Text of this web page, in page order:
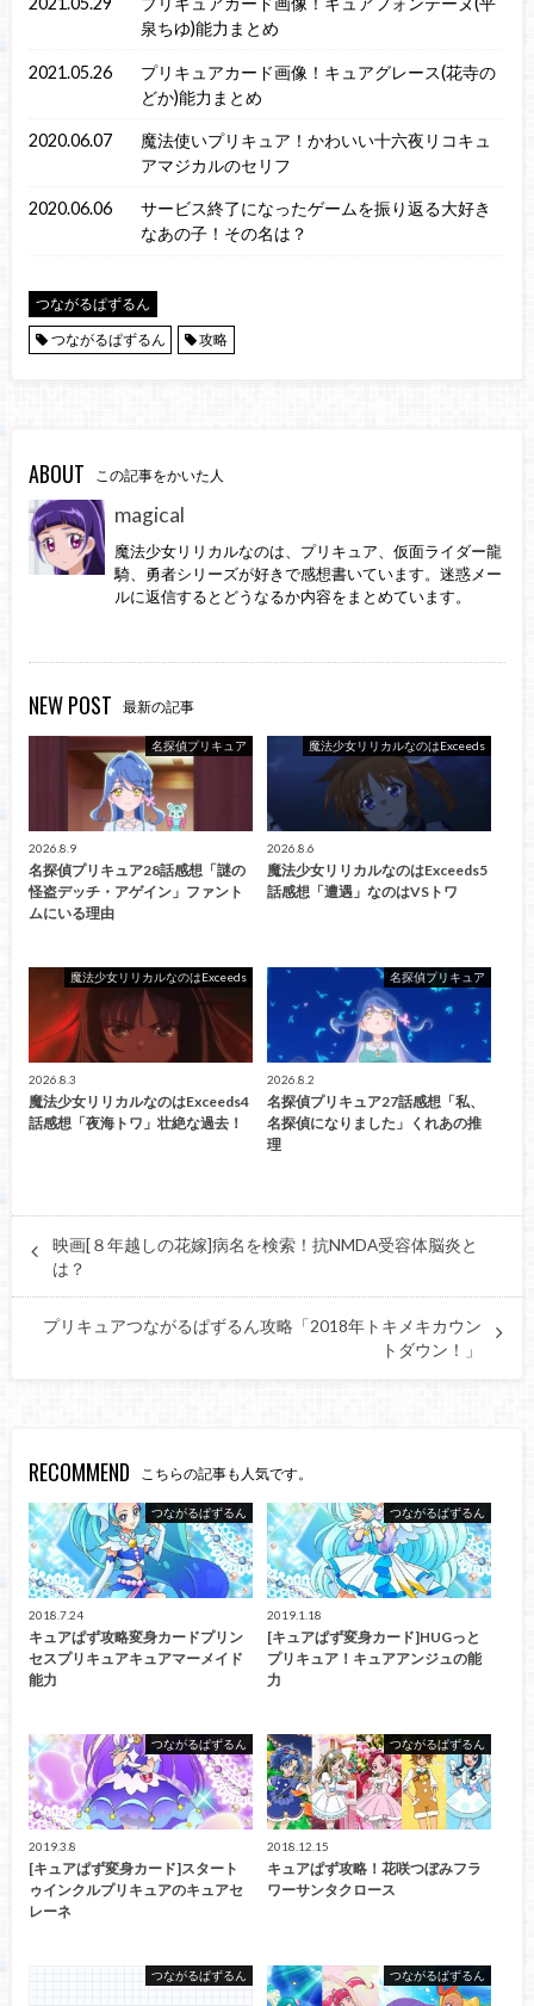
泉ちゆ)能力まとめ
2021.05.26
プリキュアカード画像！キュアグレース(花寺の
どか)能力まとめ
2020.06.07
魔法使いプリキュア！かわいい十六夜リコキュ
アマジカルのセリフ
2020.06.06
サービス終了になったゲームを振り返る大好き
なあの子！その名は？
つながるぱずるん
つながるぱずるん
攻略
ABOUT この記事をかいた人
magical
魔法少女リリカルなのは、プリキュア、仮面ライダー龍
騎、勇者シリーズが好きで感想書いています。迷惑メー
ルに返信するとどうなるか内容をまとめています。
NEW POST 最新の記事
名探偵プリキュア
2026.8.9
名探偵プリキュア28話感想「謎の
怪盗デッチ・アゲイン」ファント
ムにいる理由
魔法少女リリカルなのはExceeds
2026.8.6
魔法少女リリカルなのはExceeds5
話感想「遭遇」なのはVSトワ
魔法少女リリカルなのはExceeds
2026.8.3
魔法少女リリカルなのはExceeds4
話感想「夜海トワ」壮絶な過去！
名探偵プリキュア
2026.8.2
名探偵プリキュア27話感想「私、
名探偵になりました」くれあの推
理
映画[８年越しの花嫁]病名を検索！抗NMDA受容体脳炎と
は？
プリキュアつながるぱずるん攻略「2018年トキメキカウン
トダウン！」
RECOMMEND こちらの記事も人気です。
つながるぱずるん
2018.7.24
キュアぱず攻略変身カードプリン
セスプリキュアキュアマーメイド
能力
つながるぱずるん
2019.1.18
[キュアぱず変身カード]HUGっと
プリキュア！キュアアンジュの能
力
つながるぱずるん
2019.3.8
[キュアぱず変身カード]スタート
ゥインクルプリキュアのキュアセ
レーネ
つながるぱずるん
2018.12.15
キュアぱず攻略！花咲つぼみフラ
ワーサンタクロース
つながるぱずるん つながるぱずるん